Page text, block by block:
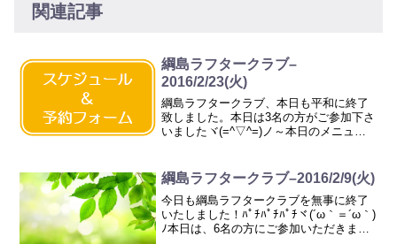
関連記事
綱島ラフタークラブ–
2016/2/23(火)
綱島ラフタークラブ、本日も平和に終了
致しました。本日は3名の方がご参加下さ
いましたヾ(=^▽^=)ノ～本日のメニュー
フター・縦横ラフター・ロボットラフタ
ー・おしくらまん...
綱島ラフタークラブ–2016/2/9(火)
今日も綱島ラフタークラブを無事に終了
いたしました！ﾊﾟﾁﾊﾟﾁﾊﾟﾁヾ(´ω｀＝´ω｀)
ﾉ本日は、6名の方にご参加いただきまし